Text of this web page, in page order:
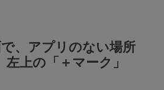
、アプリのない場所
上の「＋マーク」